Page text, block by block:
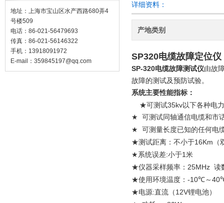
地址：上海市宝山区水产西路680弄4
号楼509
电话：86-021-56479693
传真：86-021-56146322
手机：13918091972
E-mail： 359845197@qq.com
详细资料：
产地类别
SP320电缆故障定位仪
SP-320电缆故障测试仪由故
故障的测试及预防试验。
系统主要性能指标：
★可测试35kv以下各种电
★
可测试同轴通信电缆和市
★
可测量长度已知的任何电
★测试距离：不小于16Km
★ 系统误差:小于1 米
★仪器采样频率： 25MHz 读
★使用环境温度： -10℃～ 40
★电源:直流（ 12V锂电池）